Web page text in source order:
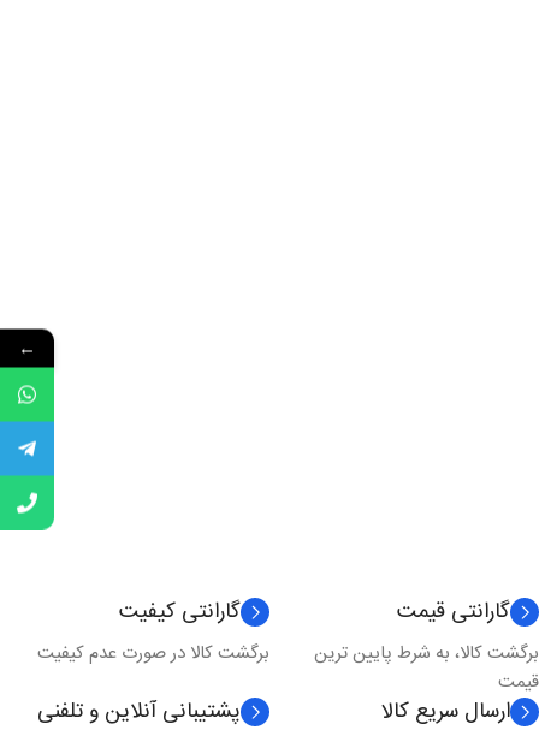
گارانتی قیمت
برگشت کالا، به شرط پایین ترین
قیمت
گارانتی کیفیت
برگشت کالا در صورت عدم کیفیت
ارسال سریع کالا پشتیبانی آنلاین و تلفنی
←